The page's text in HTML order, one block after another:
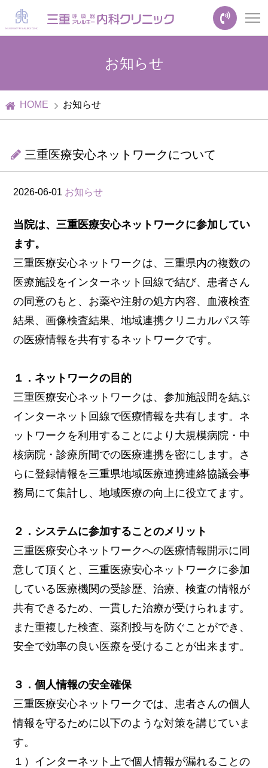
お知らせ
HOME お知らせ
三重医療安心ネットワークについて
2026-06-01 お知らせ
当院は、三重医療安心ネットワークに参加してい
ます。
三重医療安心ネットワークは、三重県内の複数の
医療施設をインターネット回線で結び、患者さん
の同意のもと、お薬や注射の処方内容、血液検査
結果、画像検査結果、地域連携クリニカルパス等
の医療情報を共有するネットワークです。
１．ネットワークの目的
三重医療安心ネットワークは、参加施設間を結ぶ
インターネット回線で医療情報を共有します。ネ
ットワークを利用することにより大規模病院・中
核病院・診療所間での医療連携を密にします。さ
らに登録情報を三重県地域医療連携連絡協議会事
務局にて集計し、地域医療の向上に役立てます。
２．システムに参加することのメリット
三重医療安心ネットワークへの医療情報開示に同
意して頂くと、三重医療安心ネットワークに参加
している医療機関の受診歴、治療、検査の情報が
共有できるため、一貫した治療が受けられます。
また重複した検査、薬剤投与を防ぐことができ、
安全で効率の良い医療を受けることが出来ます。
３．個人情報の安全確保
三重医療安心ネットワークでは、患者さんの個人
情報を守るために以下のような対策を講じていま
す。
１）インターネット上で個人情報が漏れることの